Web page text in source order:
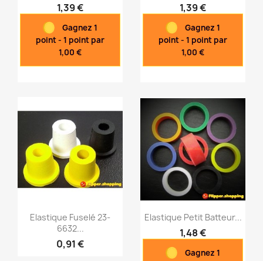
Aperçu rapide
1,39 €
Gagnez 1
point - 1 point par
1,00 €
Aperçu rapide
1,39 €
Gagnez 1
point - 1 point par
1,00 €
Elastique Fuselé 23-
6632...
0,91 €
Aperçu rapide
Elastique Petit Batteur...
1,48 €
Gagnez 1